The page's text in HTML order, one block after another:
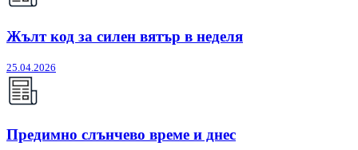
Жълт код за силен вятър в неделя
25.04.2026
Предимно слънчево време и днес